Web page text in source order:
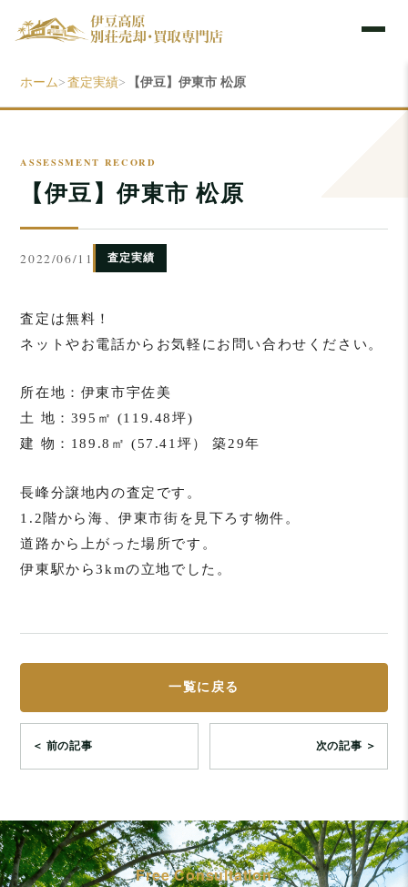
ホーム >査定実績> 【伊豆】伊東市 松原
【伊豆】伊東市 松原
2022/06/11 査定実績
査定は無料！
ネットやお電話からお気軽にお問い合わせください。
所在地：伊東市宇佐美
土 地：395㎡ (119.48坪)
建 物：189.8㎡ (57.41坪） 築29年
長峰分譲地内の査定です。
1.2階から海、伊東市街を見下ろす物件。
道路から上がった場所です。
伊東駅から3kmの立地でした。
＜ 前の記事
一覧に戻る
次の記事 ＞
Free Consultation